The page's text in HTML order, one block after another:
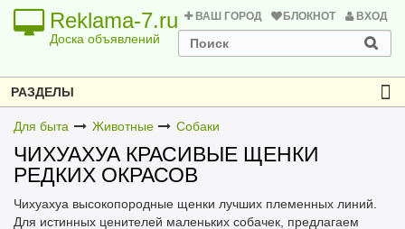
Reklama-7.ru
Доска объявлений
ВАШ ГОРОД БЛОКНОТ ВХОД
РАЗДЕЛЫ
Для быта Животные Собаки
ЧИХУАХУА КРАСИВЫЕ ЩЕНКИ
РЕДКИХ ОКРАСОВ
Чихуахуа высокопородные щенки лучших племенных линий.
Для истинных ценителей маленьких собачек, предлагаем